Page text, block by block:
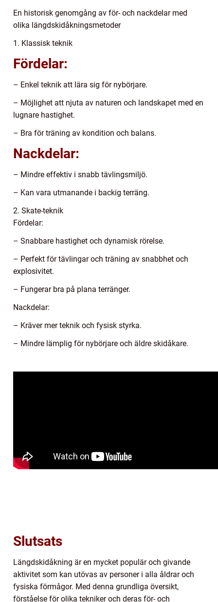
En historisk genomgång av för- och nackdelar med
olika längdskidåkningsmetoder
1. Klassisk teknik
Fördelar:
– Enkel teknik att lära sig för nybörjare.
– Möjlighet att njuta av naturen och landskapet med en
lugnare hastighet.
– Bra för träning av kondition och balans.
Nackdelar:
– Mindre effektiv i snabb tävlingsmiljö.
– Kan vara utmanande i backig terräng.
2. Skate-teknik
Fördelar:
– Snabbare hastighet och dynamisk rörelse.
– Perfekt för tävlingar och träning av snabbhet och
explosivitet.
– Fungerar bra på plana terränger.
Nackdelar:
– Kräver mer teknik och fysisk styrka.
– Mindre lämplig för nybörjare och äldre skidåkare.
Slutsats
Längdskidåkning är en mycket populär och givande
aktivitet som kan utövas av personer i alla åldrar och
fysiska förmågor. Med denna grundliga översikt,
förståelse för olika tekniker och deras för- och